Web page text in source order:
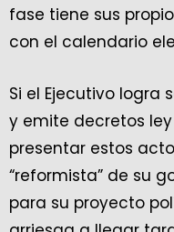
fase tiene sus
con el calendario
Si el Ejecutivo logra
y emite decretos
presentar estos
“reformista” de su
para su proyecto